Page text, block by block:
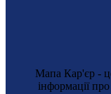
Мапа Кар'єр -
інформації